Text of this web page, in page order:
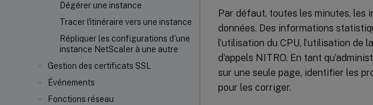
Dégérer une instance
Tracer l'itinéraire vers une instance
Répliquer les configurations d'une
instance NetScaler à une autre
Gestion des certificats SSL
Événements
Fonctions réseau
Par défaut, toutes les minutes, les
données. Des informations
l’utilisation du CPU, l’utilisation de
d’appels NITRO. En tant
sur une seule page, identifier les
pour les corriger.